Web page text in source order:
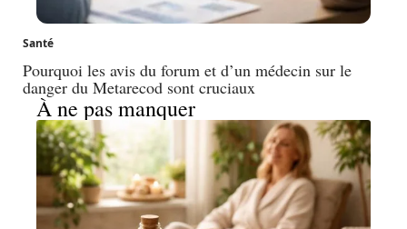
Santé
Pourquoi les avis du forum et d’un médecin sur le
danger du Metarecod sont cruciaux
À ne pas manquer